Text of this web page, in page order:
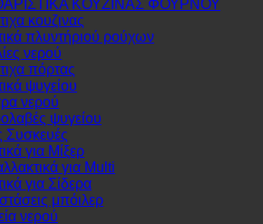
ΚΟΥΖΙΝΑΣ ΦΟΥΡΝΟΥ
κουζινας
πλυντήριού ρούχων
νερού
πόρτας
ψυγείου
νερού
ψυγείου
Συσκευές
για Μίξερ
για Multi
για Σίδερα
μπόιλερ
νερού